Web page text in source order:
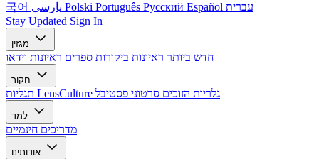
국어
Polski Português Русский Español עברית
Stay Updated Sign In
מגזין
חדש ביותר ראיונות ביקורות ספרים ראיונות וידאו
חקור
תגליות LensCulture גלריות הזוכים סרטוני פסטיבל
למד
מדריכים חינמיים
אודותינו